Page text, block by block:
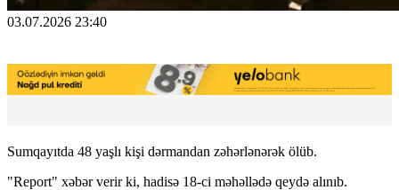
03.07.2026 23:40
Sumqayıtda 48 yaşlı kişi dərmandan zəhərlənərək ölüb.
"Report" xəbər verir ki, hadisə 18-ci məhəllədə qeydə alınıb.